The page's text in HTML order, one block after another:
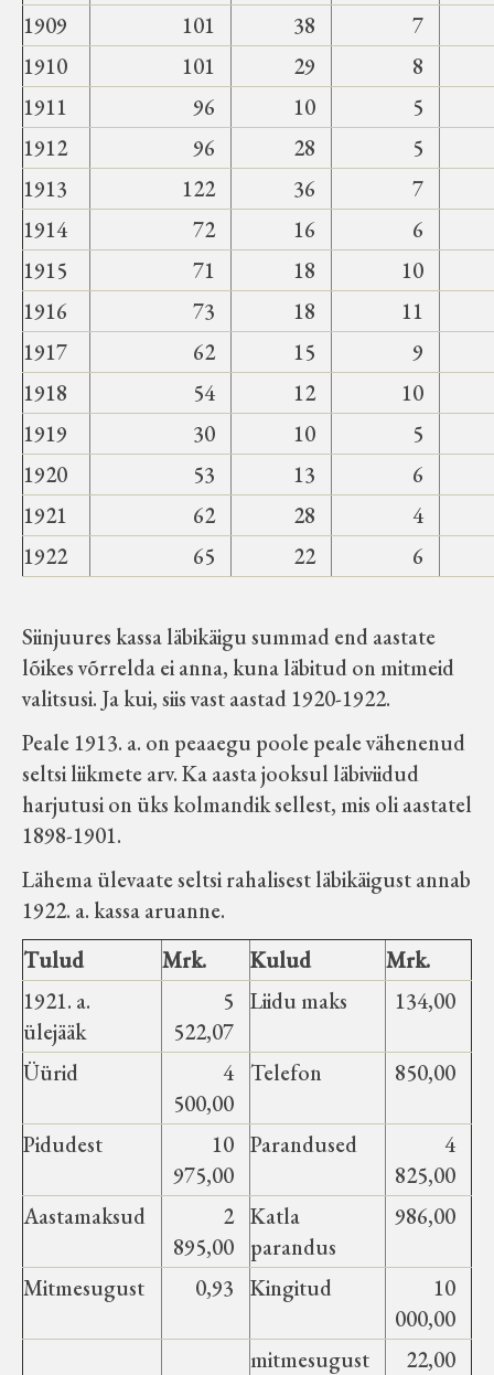
1909
101 38
7
1910
101 29
8
1911
96 10
5
1912
96 28
5
1913
122 36
7
1914
72 16
6
1915
71 18
10
1916
73 18
11
1917
62 15
9
1918
54 12
10
1919
30 10
5
1920
53 13
6
1921
62 28
4
1922
65 22 6
Siinjuures kassa läbikäigu summad end aastate
lõikes võrrelda ei anna, kuna läbitud on mitmeid
valitsusi. Ja kui, siis vast aastad 1920-1922.
Peale 1913. a. on peaaegu poole peale vähenenud
seltsi liikmete arv. Ka aasta jooksul läbiviidud
harjutusi on üks kolmandik sellest, mis oli aastatel
1898-1901.
Lähema ülevaate seltsi rahalisest läbikäigust annab
1922. a. kassa aruanne.
Tulud
Mrk. Kulud
Mrk.
1921. a.
ülejääk
5
522,07
Liidu maks 134,00
Üürid
4
500,00
Telefon 850,00
Pidudest
10
975,00
Parandused
4
825,00
Aastamaksud
2
895,00
Katla
parandus
986,00
Mitmesugust 0,93 Kingitud
10
000,00
mitmesugust
22,00